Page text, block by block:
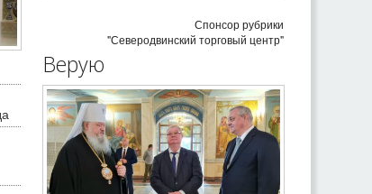
Спонсор рубрики
"Северодвинский торговый центр"
Верую